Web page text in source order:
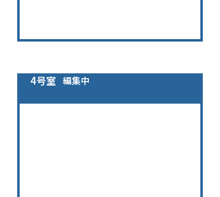
4号室 編集中